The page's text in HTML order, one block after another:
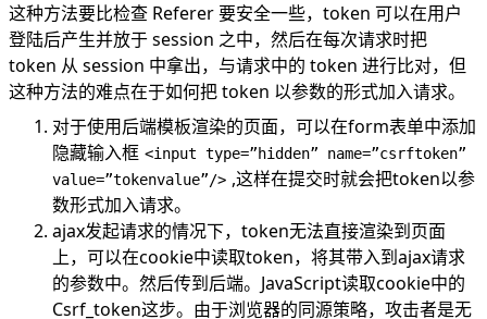
这种方法要比检查 Referer 要安全一些，token 可以在用户
登陆后产生并放于 session 之中，然后在每次请求时把
token 从 session 中拿出，与请求中的 token 进行比对，但
这种方法的难点在于如何把 token 以参数的形式加入请求。
对于使用后端模板渲染的页面，可以在form表单中添加
隐藏输入框 <input type=”hidden” name=”csrftoken”
value=”tokenvalue”/> ,这样在提交时就会把token以参
数形式加入请求。
ajax发起请求的情况下，token无法直接渲染到页面
上，可以在cookie中读取token，将其带入到ajax请求
的参数中。然后传到后端。JavaScript读取cookie中的
Csrf_token这步。由于浏览器的同源策略，攻击者是无